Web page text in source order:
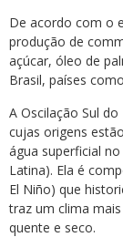
De acordo com o
produção de
açúcar, óleo de
Brasil, países
A Oscilação Sul
cujas origens
água superficial
Latina). Ela é
El Niño) que
traz um clima
quente e seco.